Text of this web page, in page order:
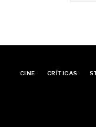
CINE CRÍTICAS